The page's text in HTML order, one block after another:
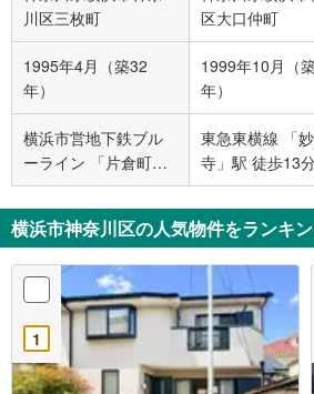
川区三枚町
区大口仲町
1995年4月（築32
年）
1999年10月（
年）
横浜市営地下鉄ブル
ーライン 「片倉町」
駅 徒歩9分
東急東横線 「
寺」駅 徒歩13
横浜市神奈川区の人気物件をランキ
1